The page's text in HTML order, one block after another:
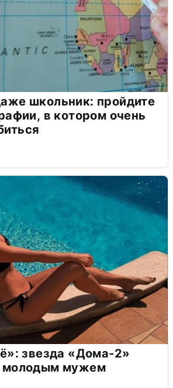
школьник: пройдите
в котором очень
звезда «Дома-2»
молодым мужем